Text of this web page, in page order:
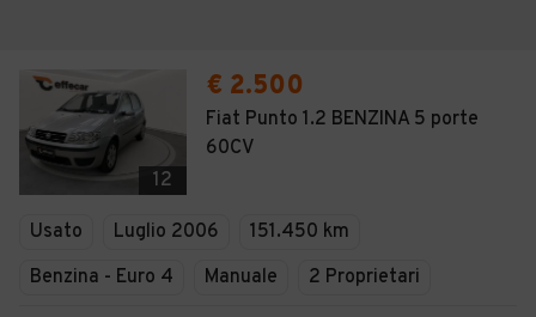
12
€ 2.500
Fiat Punto 1.2 BENZINA 5 porte
60CV
Usato Luglio 2006
151.450 km
Benzina - Euro 4
Manuale 2 Proprietari